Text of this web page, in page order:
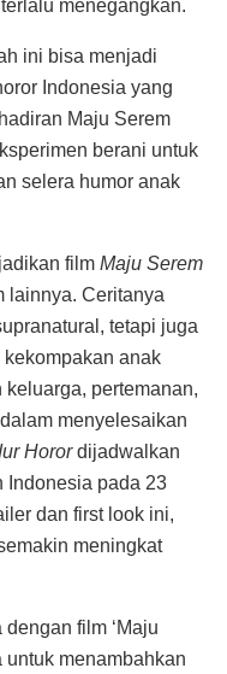
menegangkan.
ini bisa menjadi
Indonesia yang
Maju Serem
berani untuk
selera humor anak
film Maju Serem
lainnya. Ceritanya
tetapi juga
anak
pertemanan,
menyelesaikan
Horordijadwalkan
Indonesia pada 23
dan first look ini,
meningkat
film ‘Maju
untuk menambahkan